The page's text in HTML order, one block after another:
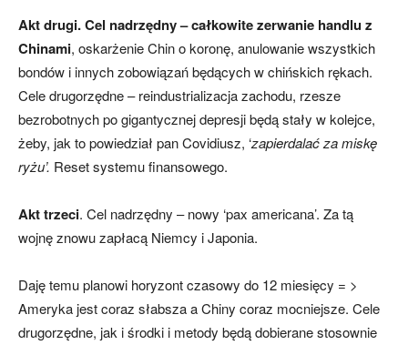
Akt drugi.Cel nadrzędny – całkowite zerwanie handlu z
Chinami, oskarżenie Chin o koronę, anulowanie wszystkich
bondów i innych zobowiązań będących w chińskich rękach.
Cele drugorzędne – reindustrializacja zachodu, rzesze
bezrobotnych po gigantycznej depresji będą stały w kolejce,
żeby, jak to powiedział pan Covidiusz, ‘zapierdalać za miskę
ryżu’. Reset systemu finansowego.
Akt trzeci. Cel nadrzędny – nowy ‘pax americana’. Za tą
wojnę znowu zapłacą Niemcy i Japonia.
Daję temu planowi horyzont czasowy do 12 miesięcy = >
Ameryka jest coraz słabsza a Chiny coraz mocniejsze. Cele
drugorzędne, jak i środki i metody będą dobierane stosownie